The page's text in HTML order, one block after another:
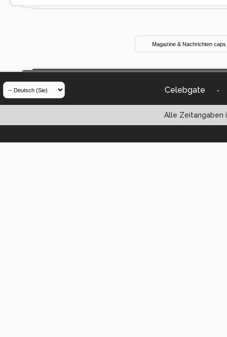
Celebgate -
Alle Zeitangaben